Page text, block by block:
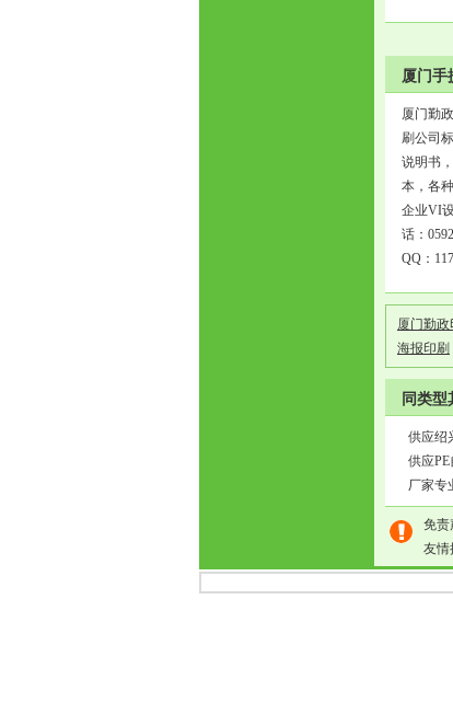
厦门手
厦门勤
刷公司
说明书
本，各
企业VI
话：
QQ：
厦门勤政
海报印刷
同类型
供应绍
供应
厂家专
免责
友情